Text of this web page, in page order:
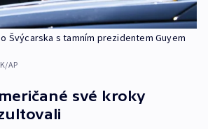
Švýcarska s tamním prezidentem Guyem
AP
své kroky